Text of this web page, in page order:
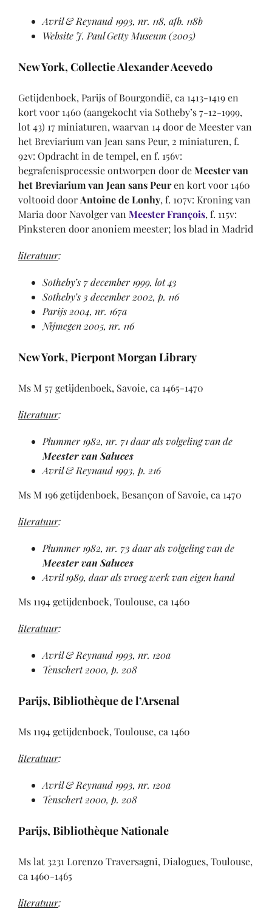
Avril & Reynaud 1993, nr. 118, afb. 118b
Website J. Paul Getty Museum (2005)
New York, Collectie Alexander Acevedo
Getijdenboek, Parijs of Bourgondië, ca 1413-1419 en
kort voor 1460 (aangekocht via Sotheby’s 7-12-1999,
lot 43) 17 miniaturen, waarvan 14 door de Meester van
het Breviarium van Jean sans Peur, 2 miniaturen, f.
92v: Opdracht in de tempel, en f. 156v:
begrafenisprocessie ontworpen door deMeester van
het Breviarium van Jean sans Peuren kort voor 1460
voltooid doorAntoine de Lonhy, f. 107v: Kroning van
Maria door Navolger van Meester François, f. 115v:
Pinksteren door anoniem meester; los blad in Madrid
literatuur:
Sotheby’s 7 december 1999, lot 43
Sotheby’s 3 december 2002, p. 116
Parijs 2004, nr. 167a
Nijmegen 2005, nr. 116
New York, Pierpont Morgan Library
Ms M 57 getijdenboek, Savoie, ca 1465-1470
literatuur:
Plummer 1982, nr. 71 daar als volgeling van de
Meester van Saluces
Avril & Reynaud 1993, p. 216
Ms M 196 getijdenboek, Besançon of Savoie, ca 1470
literatuur:
Plummer 1982, nr. 73 daar als volgeling van de
Meester van Saluces
Avril 1989, daar als vroeg werk van eigen hand
Ms 1194 getijdenboek, Toulouse, ca 1460
literatuur:
Avril & Reynaud 1993, nr. 120a
Tenschert 2000, p. 208
Parijs, Bibliothèque de l’Arsenal
Ms 1194 getijdenboek, Toulouse, ca 1460
literatuur:
Avril & Reynaud 1993, nr. 120a
Tenschert 2000, p. 208
Parijs, Bibliothèque Nationale
Ms lat 3231 Lorenzo Traversagni, Dialogues, Toulouse,
ca 1460-1465
literatuur: